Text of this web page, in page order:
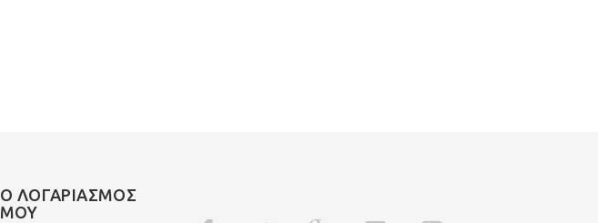
Ο ΛΟΓΑΡΙΑΣΜΌΣ
ΜΟΥ